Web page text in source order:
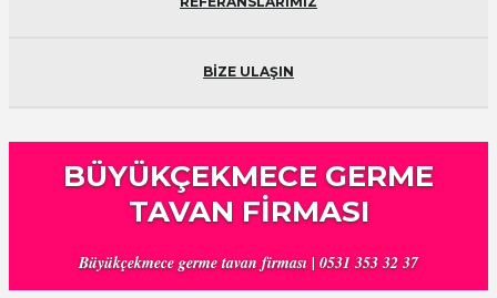
BİZE ULAŞIN
BÜYÜKÇEKMECE GERME
TAVAN FIRMASI
Büyükçekmece germe tavan firması | 0531 353 32 37